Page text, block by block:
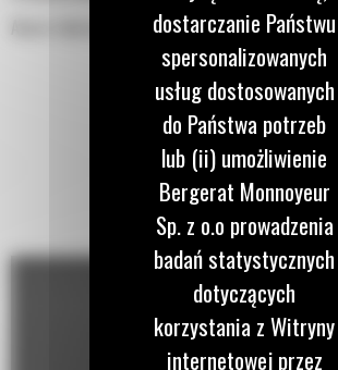
Alarm tekstowy/opisy zdarzeńdostarczanie Państwu
spersonalizowanych
usług dostosowanych
do Państwa potrzeb
lub (ii) umożliwienie
Bergerat Monnoyeur
Sp. z o.o prowadzenia
badań statystycznych
dotyczących
korzystania z Witryny
internetowej przez